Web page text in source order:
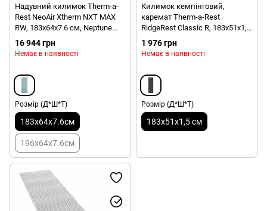
Надувний килимок Therm-a-
Rest NeoAir Xtherm NXT MAX
RW, 183х64х7.6 см, Neptune
(0040818116364)
16 944 грн
Немає в наявності
Розмір (Д*Ш*Т)
183x64x7.6см
196х64х7.6см
Килимок кемпінговий,
каремат Therm-a-Rest
RidgeRest Classic R, 183х51х1,5
см, Charcoal (THR 6432)
1 976 грн
Немає в наявності
Розмір (Д*Ш*Т)
183х51х1,5 см